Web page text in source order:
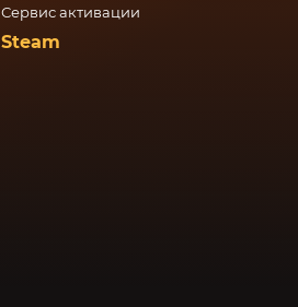
Сервис активации
Steam